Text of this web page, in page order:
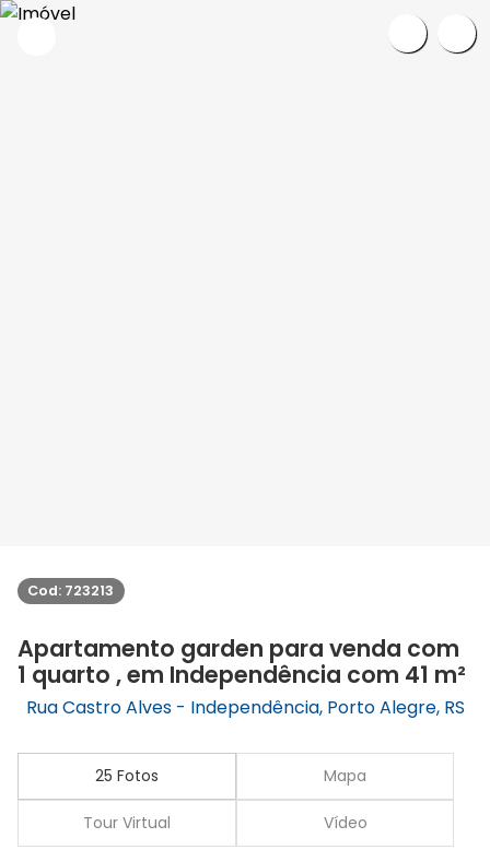
Cod: 723213
Apartamento garden para venda com
1 quarto , em Independência com 41 m²
Rua Castro Alves - Independência, Porto Alegre, RS
25 Fotos Mapa
Tour Virtual Vídeo